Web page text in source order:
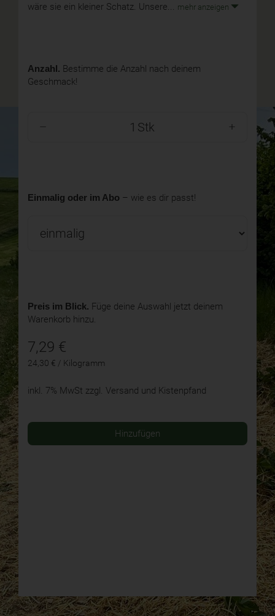
wäre sie ein kleiner Schatz. Unsere... mehr anzeigen
Anzahl. Bestimme die Anzahl nach deinem
Geschmack!
Stk
Einmalig oder im Abo – wie es dir passt!
Preis im Blick. Füge deine Auswahl jetzt deinem
Warenkorb hinzu.
7,29 €
24,30 € / Kilogramm
inkl. 7% MwSt zzgl. Versand und Kistenpfand
Hinzufügen